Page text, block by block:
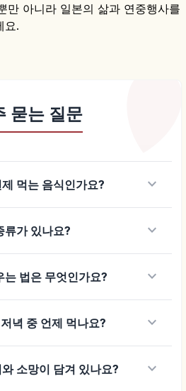
만 아니라 일본의 삶과 연중행사를
요.
묻는 질문
먹는 음식인가요? keyboard_arrow_down
류가 있나요? keyboard_arrow_down
는 법은 무엇인가요? keyboard_arrow_down
녁 중 언제 먹나요? keyboard_arrow_down
소망이 담겨 있나요? keyboard_arrow_down